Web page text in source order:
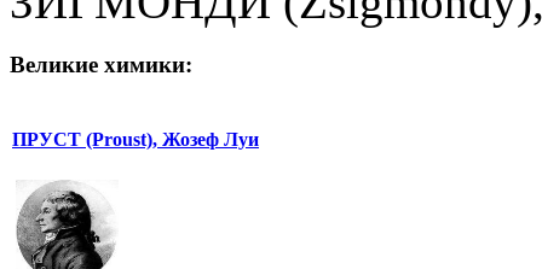
Великие химики:
ПРУСТ (Proust), Жозеф Луи